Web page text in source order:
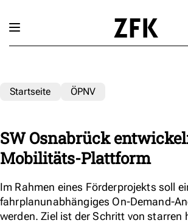
Startseite ÖPNV
SW Osnabrück
Mobilitäts-Plattform
Im Rahmen eines Förderprojekts soll
fahrplanunabhängiges On-Demand-
werden. Ziel ist der Schritt von starren